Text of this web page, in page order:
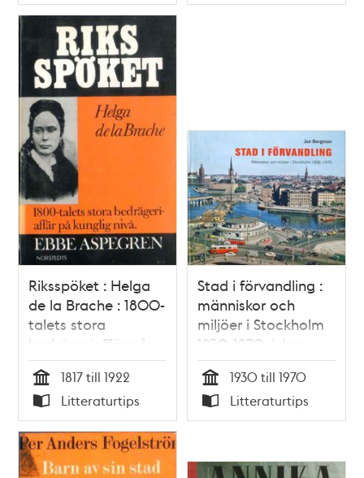
Riksspöket : Helga
de la Brache : 1800-
talets stora
bedrägeriaffär på
kunglig nivå / av
Ebbe Aspegren
Tid
1817 till 1922
Typ
Litteraturtips
Stad i förvandling :
människor och
miljöer i Stockholm
1930-1970 / Jan
Bergman
Tid
1930 till 1970
Typ
Litteraturtips